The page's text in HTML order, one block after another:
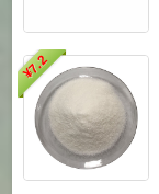
¥
7.2